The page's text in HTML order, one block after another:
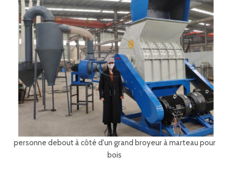
personne debout à côté d'un grand broyeur à marteau pour
bois